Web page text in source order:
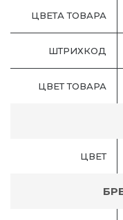
ЦВЕТА ТОВАРА
ШТРИХКОД
ЦВЕТ ТОВАРА
ЦВЕТ